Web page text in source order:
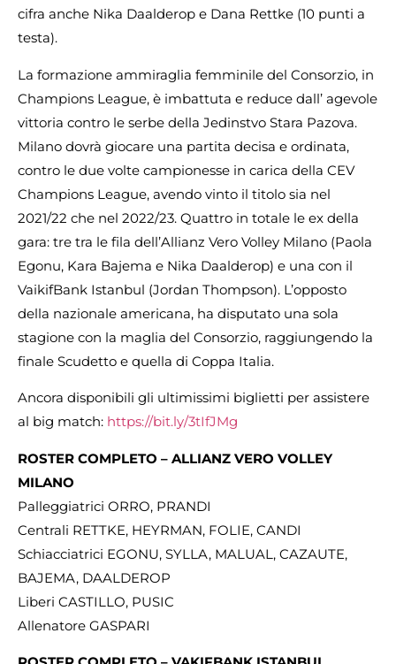
cifra anche Nika Daalderop e Dana Rettke (10 punti a
testa).
La formazione ammiraglia femminile del Consorzio, in
Champions League, è imbattuta e reduce dall’ agevole
vittoria contro le serbe della Jedinstvo Stara Pazova.
Milano dovrà giocare una partita decisa e ordinata,
contro le due volte campionesse in carica della CEV
Champions League, avendo vinto il titolo sia nel
2021/22 che nel 2022/23. Quattro in totale le ex della
gara: tre tra le fila dell’Allianz Vero Volley Milano (Paola
Egonu, Kara Bajema e Nika Daalderop) e una con il
VaikifBank Istanbul (Jordan Thompson). L’opposto
della nazionale americana, ha disputato una sola
stagione con la maglia del Consorzio, raggiungendo la
finale Scudetto e quella di Coppa Italia.
Ancora disponibili gli ultimissimi biglietti per assistere
al big match: https://bit.ly/3tIfJMg
ROSTER COMPLETO – ALLIANZ VERO VOLLEY
MILANO
Palleggiatrici ORRO, PRANDI
Centrali RETTKE, HEYRMAN, FOLIE, CANDI
Schiacciatrici EGONU, SYLLA, MALUAL, CAZAUTE,
BAJEMA, DAALDEROP
Liberi CASTILLO, PUSIC
Allenatore GASPARI